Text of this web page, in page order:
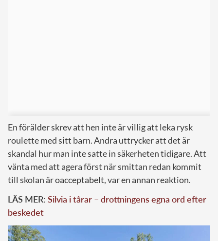
En förälder skrev att hen inte är villig att leka rysk
roulette med sitt barn. Andra uttrycker att det är
skandal hur man inte satte in säkerheten tidigare. Att
vänta med att agera först när smittan redan kommit
till skolan är oacceptabelt, var en annan reaktion.
LÄS MER: Silvia i tårar – drottningens egna ord efter
beskedet